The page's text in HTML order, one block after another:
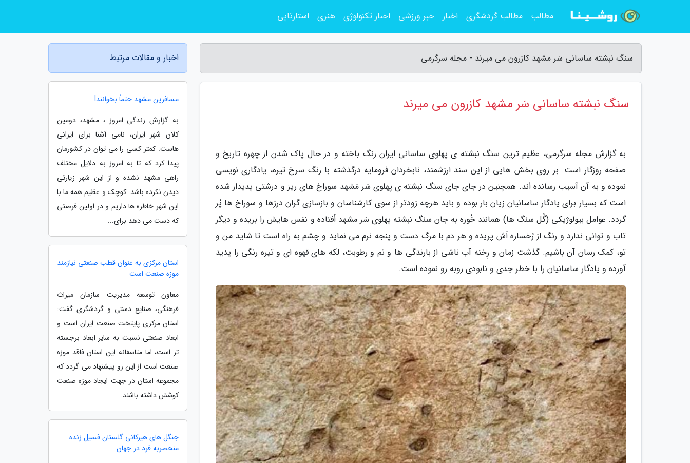
سنگ نبشته ساسانی سَر مشهد کازرون می میرند - مجله سرگرمی
سنگ نبشته ساسانی سَر مشهد کازرون می میرند
به گزارش مجله سرگرمی، عظیم ترین سنگ نبشته ی پهلوی ساسانی ایران رنگ باخته و در حال پاک شدن از چهره تاریخ و
صفحه روزگار است. بر روی بخش هایی از این سند ارزشمند، نابخردان فرومایه درگذشته با رنگ سرخ تیره، یادگاری نویسی
نموده و به آن آسیب رسانده اَند. همچنین در جای جای سنگ نبشته ی پهلوی سَر مَشهد سوراخ های ریز و درشتی پدیدار شده
است که بسیار برای یادگار ساسانیان زیان بار بوده و باید هرچه زودتر از سوی کارشناسان و بازسازی گران درزها و سوراخ ها پُر
گردد. عوامل بیولوژیکی (گُل سنگ ها) همانند خُوره به جان سنگ نبشته پهلوی سَر مشهد اُفتاده و نفس هایش را بریده و دیگر
تاب و توانی ندارد و رنگ از رُخساره اَش پریده و هر دم با مرگ دست و پنجه نرم می نماید و چشم به راه است تا شاید من و
تو، کمک رسان آن باشیم. گذشت زمان و رِخنه آب ناشی از بارندگی ها و نم و رطوبت، لکه های قهوه ای و تیره رنگی را پدید
آورده و یادگار ساسانیان را با خطر جدی و نابودی روبه رو نموده است.
اخبار و مقالات مرتبط
مسافرین مشهد حتماً بخوانند!
به گزارش زندگی امروز ، مشهد، دومین
کلان شهر ایران، نامی آشنا برای ایرانی
هاست. کمتر کسی را می توان در کشورمان
پیدا کرد که تا به امروز به دلایل مختلف
راهی مشهد نشده و از این شهر زیارتی
دیدن نکرده باشد. کوچک و عظیم همه ما با
این شهر خاطره ها داریم و در اولین فرصتی
که دست می دهد برای...
استان مرکزی به عنوان قطب صنعتی نیازمند
موزه صنعت است
معاون توسعه مدیریت سازمان میراث
فرهنگی، صنایع دستی و گردشگری گفت:
استان مرکزی پایتخت صنعت ایران است و
ابعاد صنعتی نسبت به سایر ابعاد برجسته
تر است، اما متاسفانه این استان فاقد موزه
صنعت است از این رو پیشنهاد می گردد که
مجموعه استان در جهت ایجاد موزه صنعت
کوشش داشته باشند.
جنگل های هیرکانی گلستان فسیل زنده
منحصربه فرد در جهان
مطالب مطالب گردشگری اخبار خبر ورزشی اخبار تکنولوژی هنری استارتاپی